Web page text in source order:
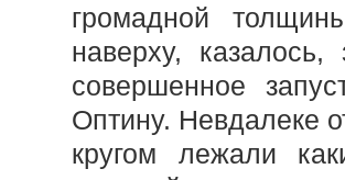
громадной
наверху,
совершенное
Оптину. Невдалеке
кругом лежали